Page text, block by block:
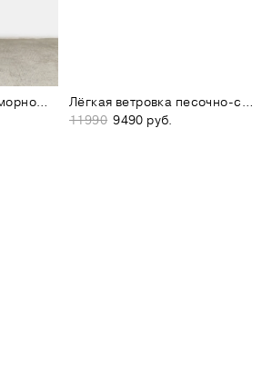
Лёгкая ветровка мраморно-белая
Лёгкая ветровка песочно-серая
11990 9490 руб.